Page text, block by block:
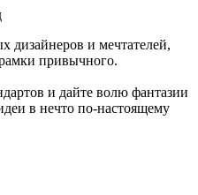
дизайнеров и мечтателей,
привычного.
и дайте волю фантазии
в нечто по-настоящему